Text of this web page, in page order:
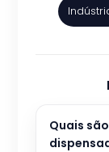
Quais